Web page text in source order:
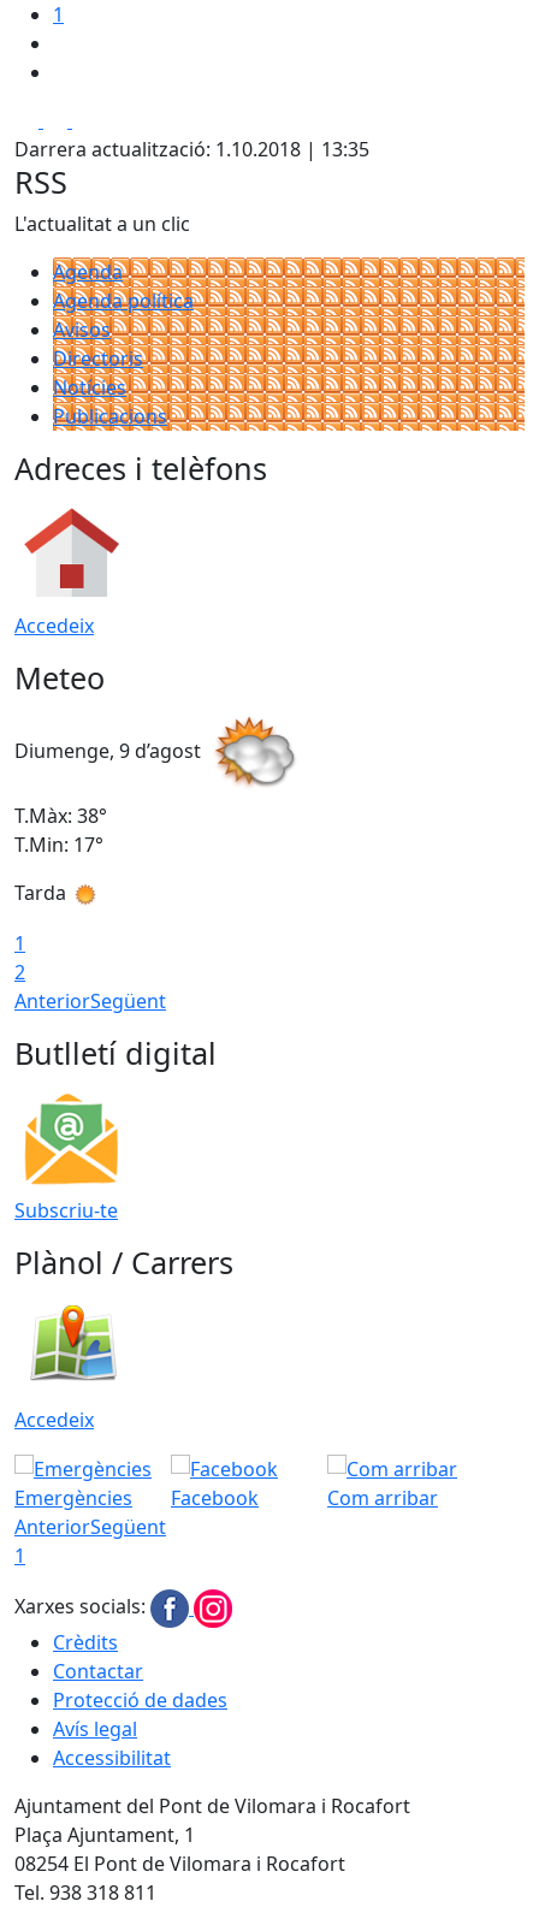
1
Darrera actualització: 1.10.2018 | 13:35
RSS
L'actualitat a un clic
Agenda
Agenda política
Avisos
Directoris
Notícies
Publicacions
Adreces i telèfons
Accedeix
Meteo
Diumenge, 9 d’agost
T.Màx: 38°
T.Min: 17°
Tarda
1
2
AnteriorSegüent
Butlletí digital
Subscriu-te
Plànol / Carrers
Accedeix
Emergències Facebook
Com arribar
AnteriorSegüent
1
Xarxes socials:
Crèdits
Contactar
Protecció de dades
Avís legal
Accessibilitat
Ajuntament del Pont de Vilomara i Rocafort
Plaça Ajuntament, 1
08254 El Pont de Vilomara i Rocafort
Tel. 938 318 811